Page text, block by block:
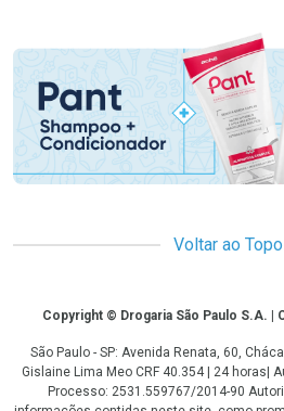
Promoção em
Voltar ao Topo
CopyrightCopyright © Drogaria São Paulo S.A. |
São Paulo - SP: Avenida Renata, 60,
Gislaine Lima Meo CRF 40.354 | 24 horas|
Processo: 2531.559767/2014-90